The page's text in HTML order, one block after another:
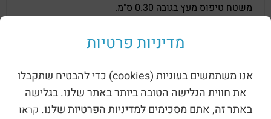
משטח טיפוס מעץ בגובה 0.30 ס"מ.
רמפת טיפוס מעץ * 2 יח.
מנהרת זחילה מפח מחורר.
מוצרים קשורים
מדיניות פרטיות
אנו משתמשים בעוגיות (cookies) כדי להבטיח שתקבלו
את חווית הגלישה הטובה ביותר באתר שלנו. בגלישה
באתר זה, אתם מסכימים למדיניות הפרטיות שלנו. קראו